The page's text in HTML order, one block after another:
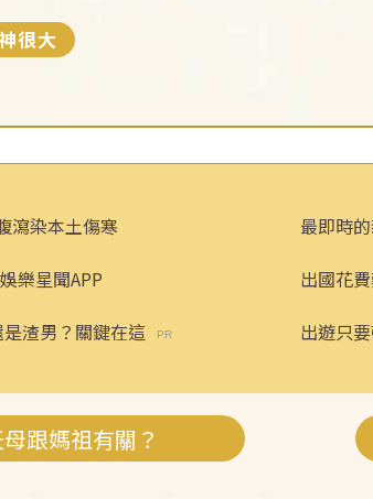
很大
瀉染本土傷寒
最即時
樂星聞APP
出國花
渣男？關鍵在這
出遊只
跟媽祖有關？